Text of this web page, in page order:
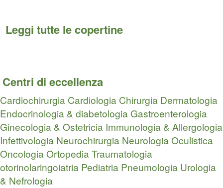
Leggi tutte le copertine
Centri di eccellenza
Cardiochirurgia Cardiologia Chirurgia Dermatologia
Endocrinologia & diabetologia Gastroenterologia
Ginecologia & Ostetricia Immunologia & Allergologia
Infettivologia Neurochirurgia NeurologiaOculistica
OncologiaOrtopedia Traumatologia
otorinolaringoiatria Pediatria Pneumologia Urologia
& Nefrologia